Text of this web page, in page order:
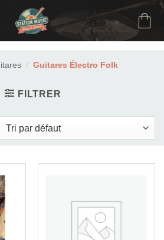
/ Guitares Électro Folk
FILTRER